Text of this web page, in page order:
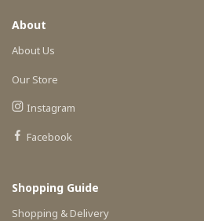
About
About Us
Our Store
Instagram
Facebook
Shopping Guide
Shopping & Delivery